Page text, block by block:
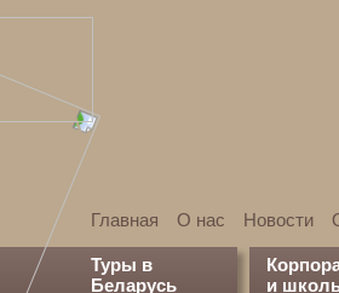
Главная О нас Новости
Туры в
Беларусь
и